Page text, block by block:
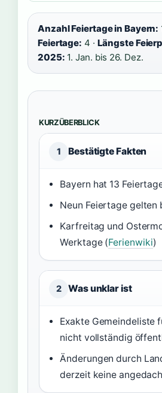
Anzahl Feiertage in Bayern:
Feiertage: 4 · Längste
2025: 1. Jan. bis 26. Dez.
KURZÜBERBLICK
1 Bestätigte Fakten
Bayern hat 13
Neun Feiertage
Karfreitag und
Werktage (Ferienwiki)
2 Was unklar ist
Exakte Gemeindeliste
nicht vollständig
Änderungen durch
derzeit keine